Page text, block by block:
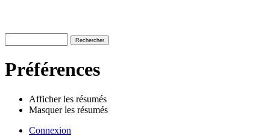
Préférences
Afficher les résumés
Masquer les résumés
Connexion